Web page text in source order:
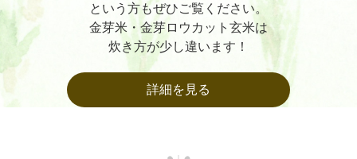
という方もぜひご覧ください。
金芽米・金芽ロウカット玄米は
炊き方が少し違います！
詳細を見る